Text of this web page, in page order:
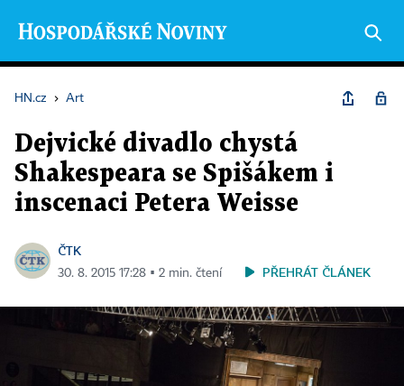
HN.cz › Art
Dejvické divadlo chystá
Shakespeara se Spišákem i
inscenaci Petera Weisse
ČTK
30. 8. 2015 17:28 ▪ 2 min. čtení PŘEHRÁT ČLÁNEK